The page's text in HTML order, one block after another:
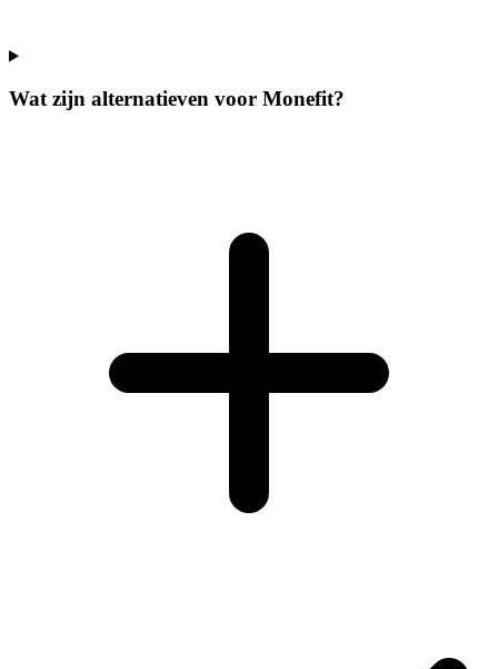
Wat zijn alternatieven voor Monefit?